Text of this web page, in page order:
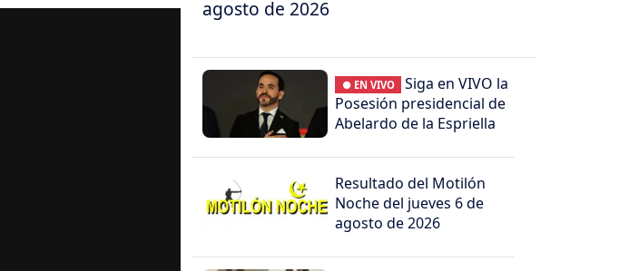
agosto de 2026
● EN VIVO
Siga en VIVO la
Posesión presidencial de
Abelardo de la Espriella
Resultado del Motilón
Noche del jueves 6 de
agosto de 2026